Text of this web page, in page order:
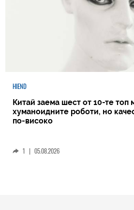
HIEND
Китай заема шест от 10-те топ
хуманоидните роботи, но
по-високо
1 | 05.08.2026